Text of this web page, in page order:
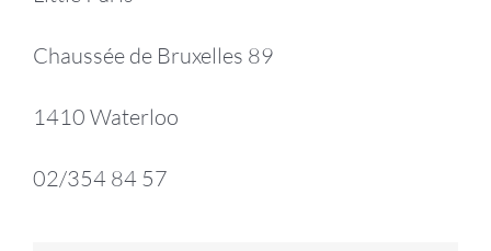
Chaussée de Bruxelles 89
1410 Waterloo
02/354 84 57